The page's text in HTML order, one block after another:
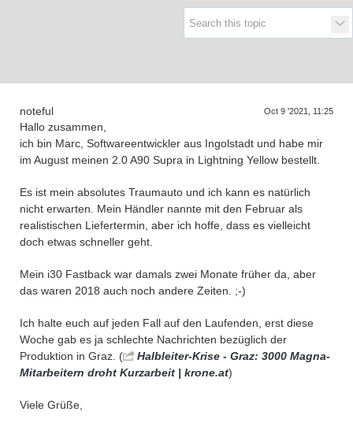
Supra generations
noteful Oct 9 '2021, 11:25
Hallo zusammen,
ich bin Marc, Softwareentwickler aus Ingolstadt und habe mir
im August meinen 2.0 A90 Supra in Lightning Yellow bestellt.
Es ist mein absolutes Traumauto und ich kann es natürlich
nicht erwarten. Mein Händler nannte mit den Februar als
realistischen Liefertermin, aber ich hoffe, dass es vielleicht
doch etwas schneller geht.
Mein i30 Fastback war damals zwei Monate früher da, aber
das waren 2018 auch noch andere Zeiten. ;-)
Ich halte euch auf jeden Fall auf den Laufenden, erst diese
Woche gab es ja schlechte Nachrichten bezüglich der
Produktion in Graz. (
Halbleiter-Krise - Graz: 3000 Magna-
Mitarbeitern droht Kurzarbeit | krone.at)
Viele Grüße,